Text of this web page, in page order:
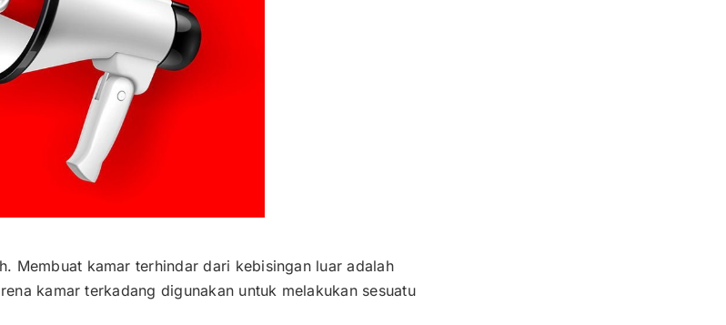
Membuat kamar terhindar dari kebisingan luar adalah
kamar terkadang digunakan untuk melakukan sesuatu